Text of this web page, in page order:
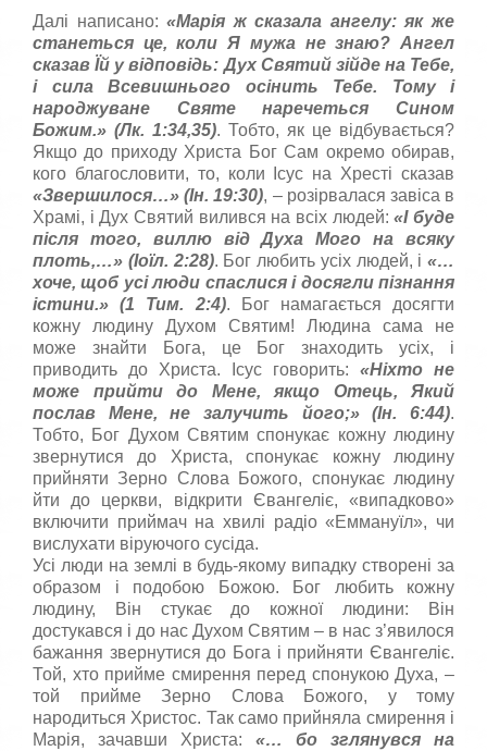
Далі написано:«Марія ж сказала ангелу: як же
станеться це, коли Я мужа не знаю? Ангел
сказав Їй у відповідь: Дух Святий зійде на Тебе,
і cила Всевишнього осінить Тебе. Тому і
народжуване Святе наречеться Сином
Божим.» (Лк. 1:34,35). Тобто, як це відбувається?
Якщо до приходу Христа Бог Сам окремо обирав,
кого благословити, то, коли Ісус на Хресті сказав
«Звершилося…» (Ін. 19:30), – розірвалася завіса в
Храмі, і Дух Святий вилився на всіх людей:«І буде
після того, виллю від Духа Мого на всяку
плоть,…» (Іоїл. 2:28). Бог любить усіх людей, і «…
хо­че, щоб усiлюди спаслисяiдосяг­ли пiзнання
iстини.» (1 Тим. 2:4). Бог намагається досягти
кожну людину Духом Святим! Людина сама не
може знайти Бога, це Бог знаходить усіх, і
приводить до Христа. Ісус говорить: «Ніхто не
може прийти до Мене, якщо Отець, Який
послав Мене, не залучить його;» (Ін. 6:44).
Тобто, Бог Духом Святим спонукає кожну людину
звернутися до Христа, спонукає кожну людину
прийняти Зерно Слова Божого, спонукає людину
йти до церкви, відкрити Євангеліє, «випадково»
включити приймач на хвилі радіо «Еммануїл», чи
вислухати віруючого сусіда.
Усі люди на землі в будь-якому випадку створені за
образом і подобою Божою. Бог любить кожну
людину, Він стукає до кожної людини: Він
достукався і до нас Духом Святим – в нас з’явилося
бажання звернутися до Бога і прийняти Євангеліє.
Той, хто прийме смирення перед спонукою Духа, –
той прийме Зерно Слова Божого, у тому
народиться Христос. Так само прийняла смирення і
Марія, зачавши Христа: «… бо зглянувся на